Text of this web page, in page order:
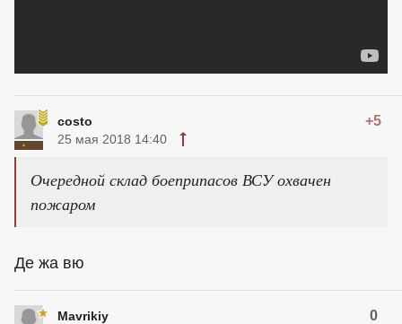
costo +5
25 мая 2018 14:40
Очередной склад боеприпасов ВСУ охвачен
пожаром
Де жа вю
Mavrikiy 0